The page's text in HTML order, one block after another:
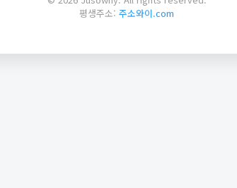
평생주소: 주소와이.com